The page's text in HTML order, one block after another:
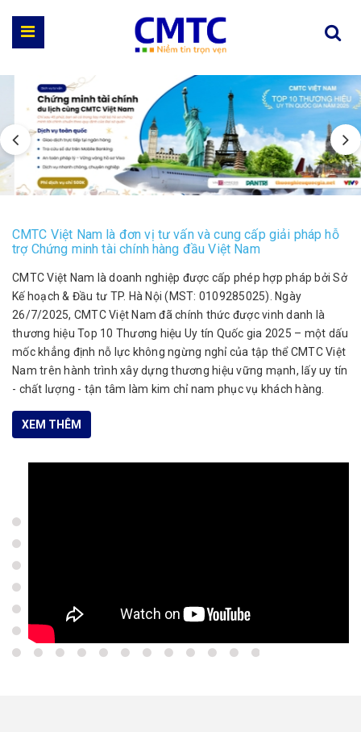
CMTC Việt Nam là đơn vị tư vấn và cung cấp giải pháp hỗ
trợ Chứng minh tài chính hàng đầu Việt Nam
CMTC Việt Nam là doanh nghiệp được cấp phép hợp pháp bởi Sở
Kế hoạch & Đầu tư TP. Hà Nội (MST: 0109285025). Ngày
26/7/2025, CMTC Việt Nam đã chính thức được vinh danh là
thương hiệu Top 10 Thương hiệu Uy tín Quốc gia 2025 – một dấu
mốc khẳng định nỗ lực không ngừng nghỉ của tập thể CMTC Việt
Nam trên hành trình xây dựng thương hiệu vững mạnh, lấy uy tín
- chất lượng - tận tâm làm kim chỉ nam phục vụ khách hàng.
XEM THÊM